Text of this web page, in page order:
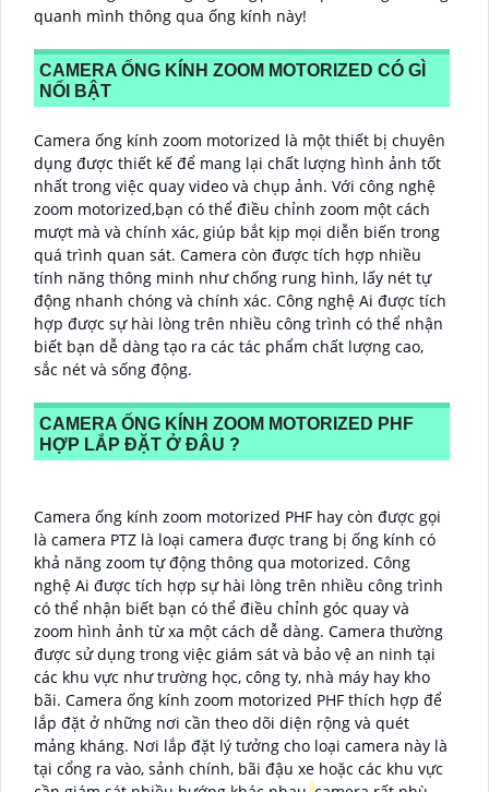
quanh mình thông qua ống kính này!
CAMERA ỐNG KÍNH ZOOM MOTORIZED CÓ GÌ
NỔI BẬT
Camera ống kính zoom motorized là một thiết bị chuyên
dụng được thiết kế để mang lại chất lượng hình ảnh tốt
nhất trong việc quay video và chụp ảnh. Với công nghệ
zoom motorized,bạn có thể điều chỉnh zoom một cách
mượt mà và chính xác, giúp bắt kịp mọi diễn biến trong
quá trình quan sát. Camera còn được tích hợp nhiều
tính năng thông minh như chống rung hình, lấy nét tự
động nhanh chóng và chính xác. Công nghệ Ai được tích
hợp được sự hài lòng trên nhiều công trình có thể nhận
biết bạn dễ dàng tạo ra các tác phẩm chất lượng cao,
sắc nét và sống động.
CAMERA ỐNG KÍNH ZOOM MOTORIZED PHF
HỢP LẮP ĐẶT Ở ĐÂU ?
Camera ống kính zoom motorized PHF hay còn được gọi
là camera PTZ là loại camera được trang bị ống kính có
khả năng zoom tự động thông qua motorized. Công
nghệ Ai được tích hợp sự hài lòng trên nhiều công trình
có thể nhận biết bạn có thể điều chỉnh góc quay và
zoom hình ảnh từ xa một cách dễ dàng. Camera thường
được sử dụng trong việc giám sát và bảo vệ an ninh tại
các khu vực như trường học, công ty, nhà máy hay kho
bãi. Camera ống kính zoom motorized PHF thích hợp để
lắp đặt ở những nơi cần theo dõi diện rộng và quét
mảng kháng. Nơi lắp đặt lý tưởng cho loại camera này là
tại cổng ra vào, sảnh chính, bãi đậu xe hoặc các khu vực